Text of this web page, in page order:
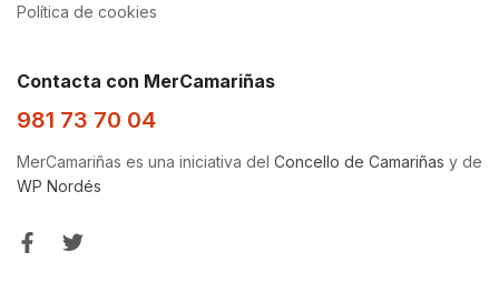
Política de cookies
Contacta con MerCamariñas
981 73 70 04
MerCamariñas es una iniciativa del Concello de Camariñas y de
WP Nordés